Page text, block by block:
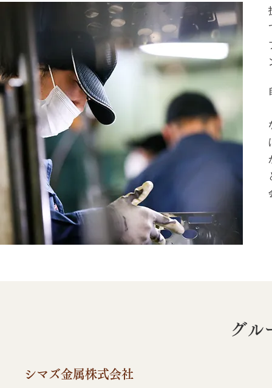
グル
シマズ金属株式会社